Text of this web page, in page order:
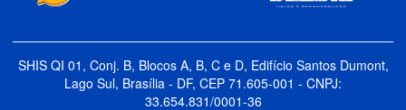
SHIS QI 01, Conj. B, Blocos A, B, C e D, Edifício Santos Dumont,
Lago Sul, Brasília - DF, CEP 71.605-001 - CNPJ:
33.654.831/0001-36